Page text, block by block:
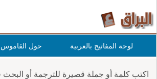
لوحة المفاتيح بالعربية حول القاموس
اكتب كلمة أو جملة قصيرة للترجمة أو